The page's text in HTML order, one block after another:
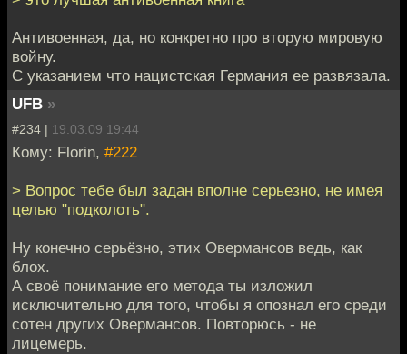
Антивоенная, да, но конкретно про вторую мировую
войну.
С указанием что нацистская Германия ее развязала.
UFB »
#234 | 19.03.09 19:44
Кому: Florin, #222
> Вопрос тебе был задан вполне серьезно, не имея
целью "подколоть".
Ну конечно серьёзно, этих Овермансов ведь, как
блох.
А своё понимание его метода ты изложил
исключительно для того, чтобы я опознал его среди
сотен других Овермансов. Повторюсь - не
лицемерь.